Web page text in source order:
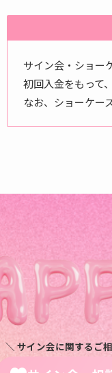
サイン会・ショー
初回入金をもって
なお、ショーケー
＼ サイン会に関するご